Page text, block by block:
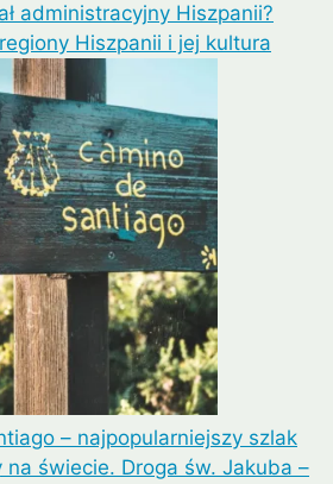
administracyjny Hiszpanii?
Hiszpanii i jej kultura
– najpopularniejszy szlak
na świecie. Droga św. Jakuba –